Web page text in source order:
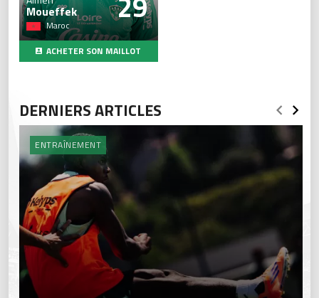
Moueffek
Maroc
ACHETER SON MAILLOT
DERNIERS ARTICLES
ENTRAÎNEMENT